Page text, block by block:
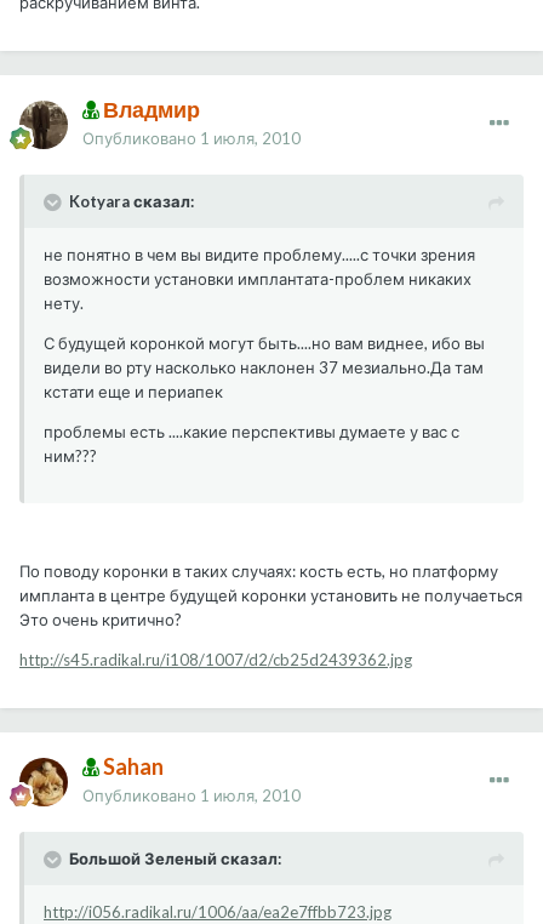
Владмир
Опубликовано 1 июля, 2010
Kotyara сказал:
не понятно в чем вы видите проблему.....с точки зрения
возможности установки имплантата-проблем никаких
нету.
С будущей коронкой могут быть....но вам виднее, ибо вы
видели во рту насколько наклонен 37 мезиально.Да там
кстати еще и периапек
проблемы есть ....какие перспективы думаете у вас с
ним???
По поводу коронки в таких случаях: кость есть, но платформу
импланта в центре будущей коронки установить не получаеться
Это очень критично?
http://s45.radikal.ru/i108/1007/d2/cb25d2439362.jpg
Sahan
Опубликовано 1 июля, 2010
Большой Зеленый сказал:
http://i056.radikal.ru/1006/aa/ea2e7ffbb723.jpg